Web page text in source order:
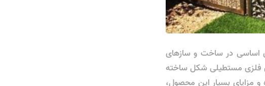
اساسی در ساخت و سازهای
فلزی مستطیلی شکل ساخته
مزایای بسیار این محصول،